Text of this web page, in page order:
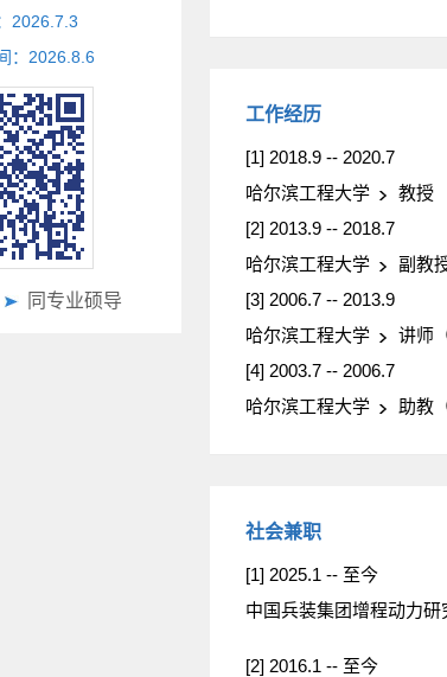
2026 7 3
： 2026 8 6
同专业硕导
工作经历
[1] 2018.9 -- 2020.7
哈尔滨工程大学
教授
[2] 2013.9 -- 2018.7
哈尔滨工程大学
副教
[3] 2006.7 -- 2013.9
哈尔滨工程大学
讲师
[4] 2003.7 -- 2006.7
哈尔滨工程大学
助教
社会兼职
[1] 2025.1 -- 至今
中国兵装集团增程动力研
[2] 2016.1 -- 至今